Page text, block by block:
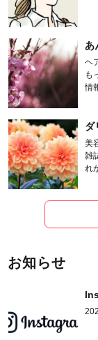
あ
ヘ
も
情
ダ
美
雑
れ
お知らせ